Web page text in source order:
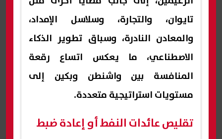
تايوان، والتجارة، وسلاسل الإمداد،
والمعادن النادرة، وسباق تطوير الذكاء
الاصطناعي، ما يعكس اتساع رقعة
المنافسة بين واشنطن وبكين إلى
مستويات استراتيجية متعددة.
تقليص عائدات النفط أو إعادة ضبط